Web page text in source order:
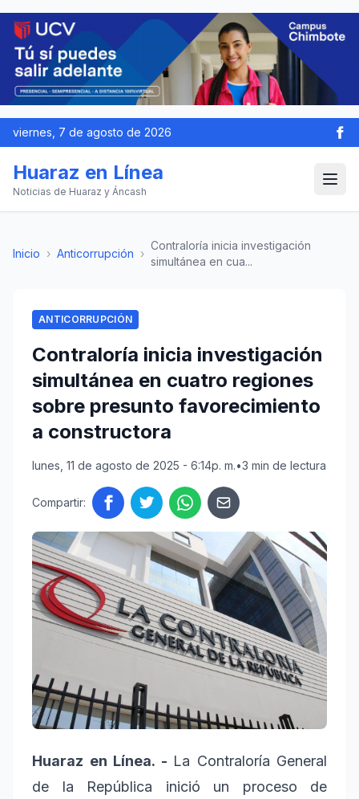
viernes, 7 de agosto de 2026
Huaraz en Línea
Noticias de Huaraz y Áncash
Inicio › Anticorrupción ›
Contraloría inicia investigación
simultánea en cua...
ANTICORRUPCIÓN
Contraloría inicia investigación
simultánea en cuatro regiones
sobre presunto favorecimiento
a constructora
lunes, 11 de agosto de 2025 - 6:14p. m.•3 min de lectura
Compartir:
Huaraz en Línea. - La Contraloría General
de la República inició un proceso de